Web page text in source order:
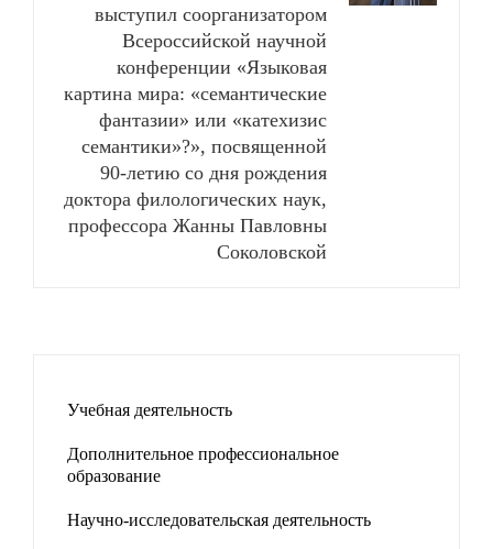
выступил соорганизатором
Всероссийской научной
конференции «Языковая
картина мира: «семантические
фантазии» или «катехизис
семантики»?», посвященной
90-летию со дня рождения
доктора филологических наук,
профессора Жанны Павловны
Соколовской
Учебная деятельность
Дополнительное профессиональное
образование
Научно-исследовательская деятельность